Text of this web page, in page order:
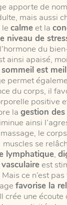
apporte de
mais aussi
calmeet la
niveau de
l’hormone du
ainsi apaisé,
sommeil est
permet
du corps, il
positive
lagestion
ainsi
le
muscles se
lymphatique,
vasculaire est
Mais ce n’est
favorise la
crée une écoute